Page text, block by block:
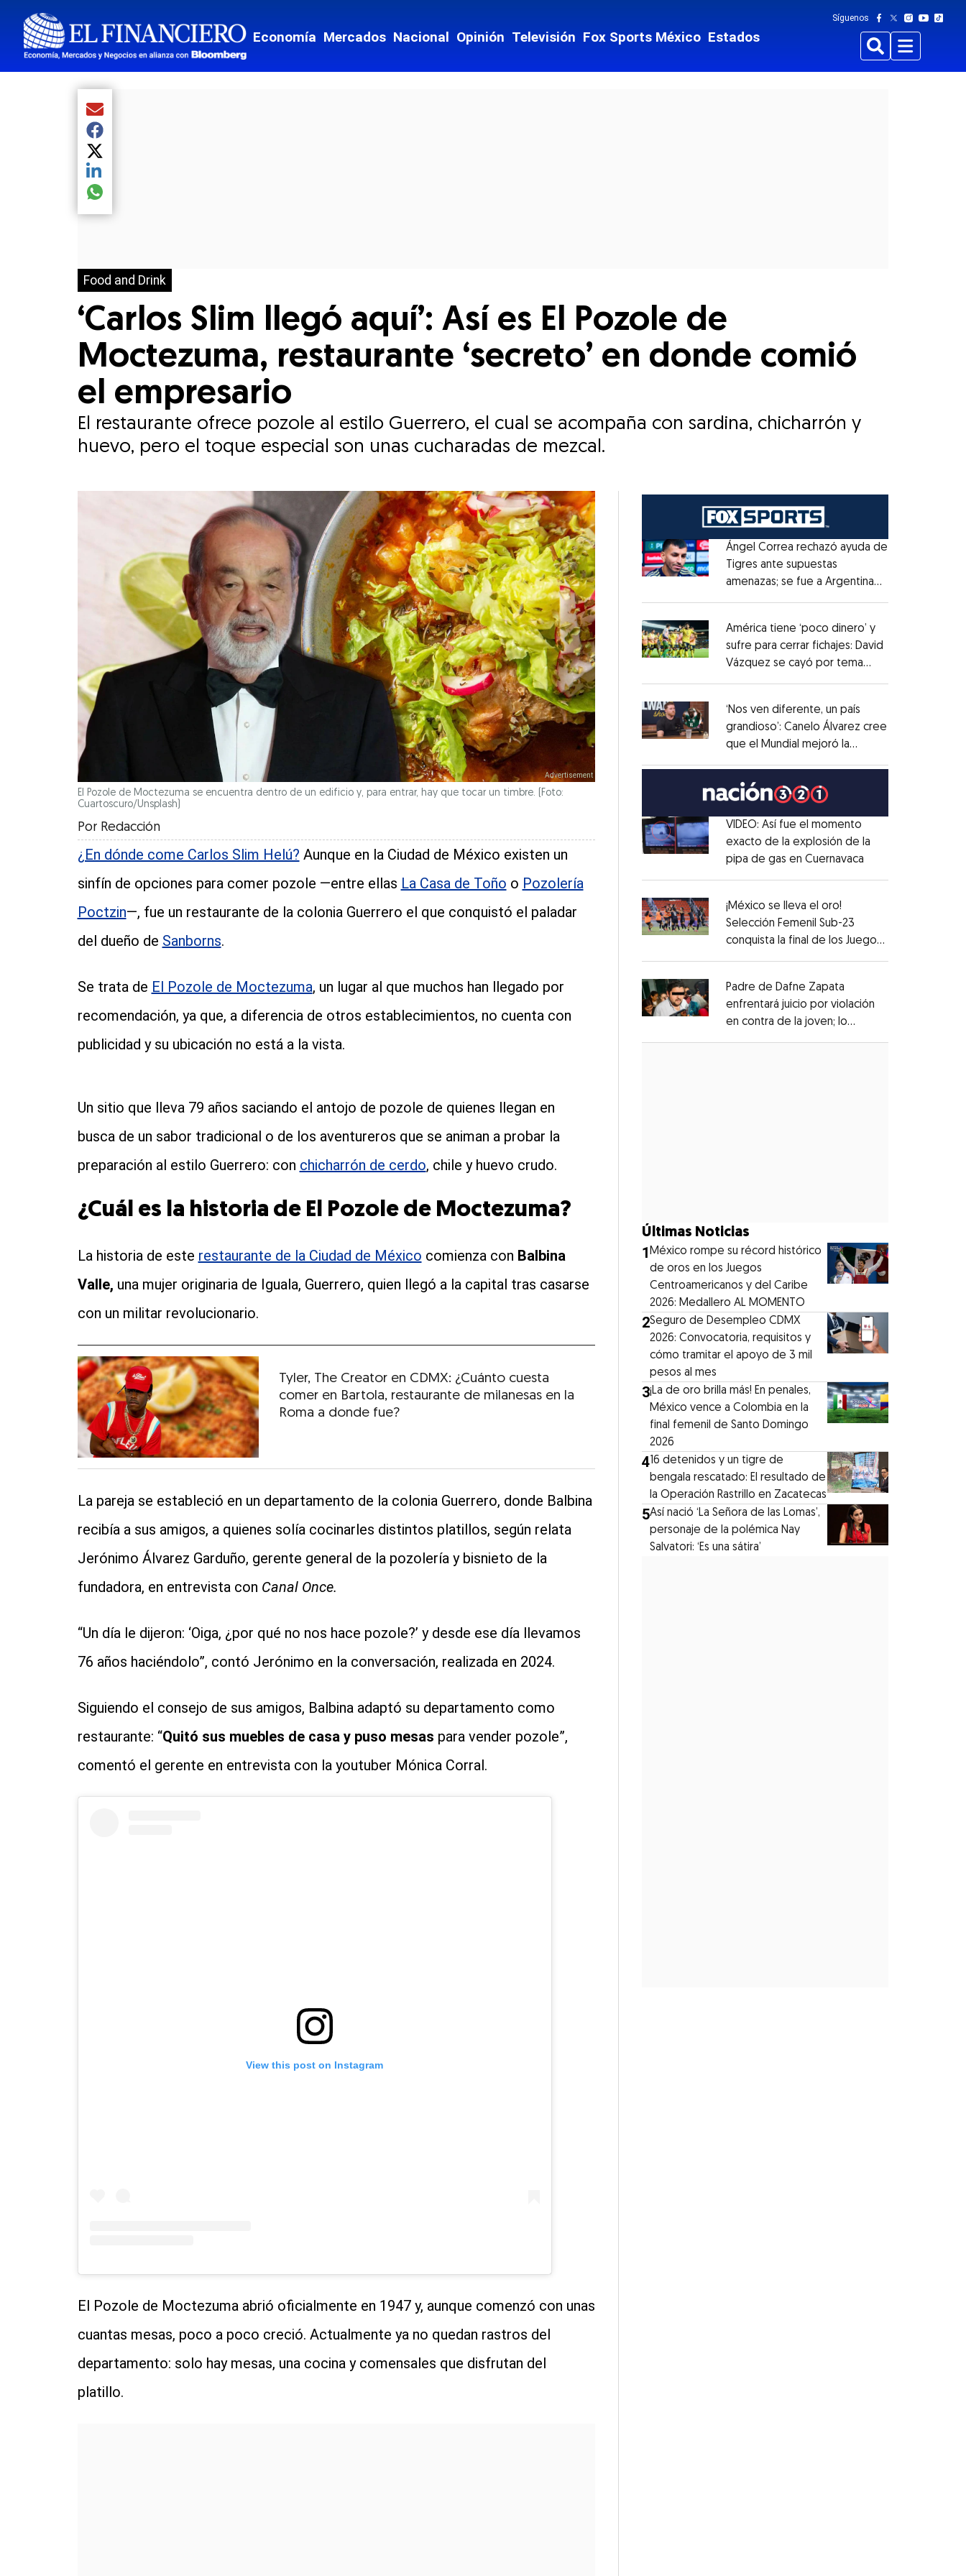
Economía Mercados Nacional Opinión Televisión Fox Sports México Estados
Síguenos
BuscarMenu
Food and Drink
‘Carlos Slim llegó aquí’: Así es El Pozole de
Moctezuma, restaurante ‘secreto’ en donde comió
el empresario
El restaurante ofrece pozole al estilo Guerrero, el cual se acompaña con sardina, chicharrón y
huevo, pero el toque especial son unas cucharadas de mezcal.
Compartir el artículo actual mediante Email
Compartir el artículo actual mediante Facebook
Compartir el artículo actual mediante Twitter
Compartir el artículo actual mediante LinkedIn
Compartir el artículo actual mediante global.social-whatsapp
El Pozole de Moctezuma se encuentra dentro de un edificio y, para entrar, hay que tocar un timbre. (Foto:
Cuartoscuro/Unsplash)
Por Redacción
¿En dónde come Carlos Slim Helú? Aunque en la Ciudad de México existen un
sinfín de opciones para comer pozole —entre ellas La Casa de Toño o Pozolería
Poctzin—, fue un restaurante de la colonia Guerrero el que conquistó el paladar
del dueño de Sanborns.
Se trata de El Pozole de Moctezuma, un lugar al que muchos han llegado por
recomendación, ya que, a diferencia de otros establecimientos, no cuenta con
publicidad y su ubicación no está a la vista.
Un sitio que lleva 79 años saciando el antojo de pozole de quienes llegan en
busca de un sabor tradicional o de los aventureros que se animan a probar la
preparación al estilo Guerrero: con chicharrón de cerdo, chile y huevo crudo.
¿Cuál es la historia de El Pozole de Moctezuma?
La historia de este restaurante de la Ciudad de México comienza con Balbina
Valle, una mujer originaria de Iguala, Guerrero, quien llegó a la capital tras casarse
con un militar revolucionario.
Tyler, The Creator en CDMX: ¿Cuánto cuesta
comer en Bartola, restaurante de milanesas en la
Roma a donde fue?
La pareja se estableció en un departamento de la colonia Guerrero, donde Balbina
recibía a sus amigos, a quienes solía cocinarles distintos platillos, según relata
Jerónimo Álvarez Garduño, gerente general de la pozolería y bisnieto de la
fundadora, en entrevista con Canal Once.
“Un día le dijeron: ‘Oiga, ¿por qué no nos hace pozole?’ y desde ese día llevamos
76 años haciéndolo”, contó Jerónimo en la conversación, realizada en 2024.
Siguiendo el consejo de sus amigos, Balbina adaptó su departamento como
restaurante: “Quitó sus muebles de casa y puso mesas para vender pozole”,
comentó el gerente en entrevista con la youtuber Mónica Corral.
View this post on Instagram
El Pozole de Moctezuma abrió oficialmente en 1947 y, aunque comenzó con unas
cuantas mesas, poco a poco creció. Actualmente ya no quedan rastros del
departamento: solo hay mesas, una cocina y comensales que disfrutan del
platillo.
Opens in new window
Ángel Correa rechazó ayuda de
Tigres ante supuestas
amenazas; se fue a Argentina
Opens in new window
América tiene ‘poco dinero’ y
sufre para cerrar fichajes: David
Vázquez se cayó por tema
Opens in new window
‘Nos ven diferente, un país
grandioso’: Canelo Álvarez cree
que el Mundial mejoró la
Opens in new window
VIDEO: Así fue el momento
exacto de la explosión de la
pipa de gas en Cuernavaca
Opens in new window
¡México se lleva el oro!
Selección Femenil Sub-23
conquista la final de los Juegos
Opens in new window
Padre de Dafne Zapata
enfrentará juicio por violación
en contra de la joven; lo
Últimas Noticias
1México rompe su récord histórico
de oros en los Juegos
Centroamericanos y del Caribe
2026: Medallero AL MOMENTO
2Seguro de Desempleo CDMX
2026: Convocatoria, requisitos y
cómo tramitar el apoyo de 3 mil
pesos al mes
3¡La de oro brilla más! En penales,
México vence a Colombia en la
final femenil de Santo Domingo
2026
4 16 detenidos y un tigre de
bengala rescatado: El resultado de
la Operación Rastrillo en Zacatecas
5⁠Así nació ‘La Señora de las Lomas’,
personaje de la polémica Nay
Salvatori: ‘Es una sátira’